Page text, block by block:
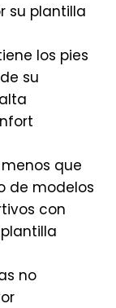
su plantilla
los pies
su
que
de modelos
con
no